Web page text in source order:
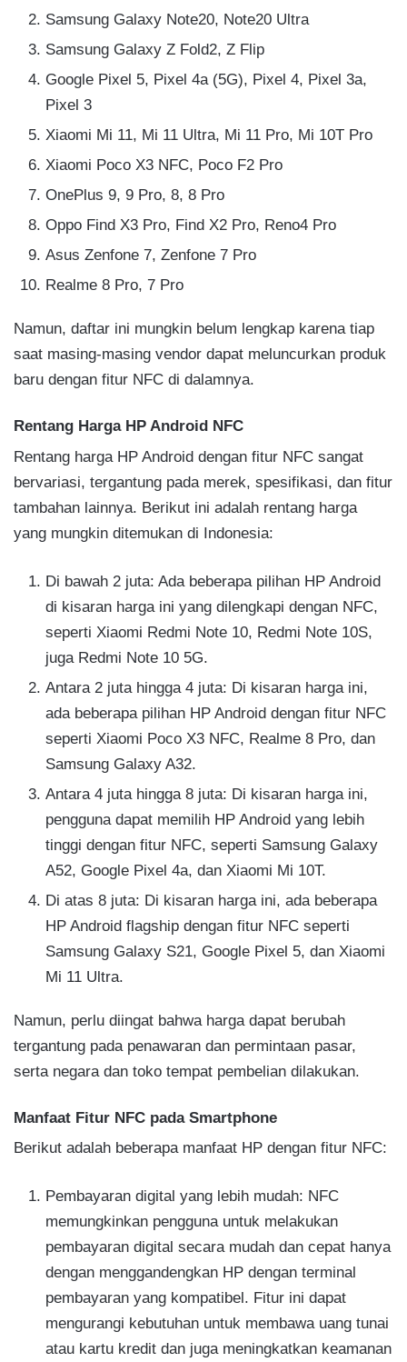
Samsung Galaxy Note20, Note20 Ultra
Samsung Galaxy Z Fold2, Z Flip
Google Pixel 5, Pixel 4a (5G), Pixel 4, Pixel 3a,
Pixel 3
Xiaomi Mi 11, Mi 11 Ultra, Mi 11 Pro, Mi 10T Pro
Xiaomi Poco X3 NFC, Poco F2 Pro
OnePlus 9, 9 Pro, 8, 8 Pro
Oppo Find X3 Pro, Find X2 Pro, Reno4 Pro
Asus Zenfone 7, Zenfone 7 Pro
Realme 8 Pro, 7 Pro
Namun, daftar ini mungkin belum lengkap karena tiap
saat masing-masing vendor dapat meluncurkan produk
baru dengan fitur NFC di dalamnya.
Rentang Harga HP Android NFC
Rentang harga HP Android dengan fitur NFC sangat
bervariasi, tergantung pada merek, spesifikasi, dan fitur
tambahan lainnya. Berikut ini adalah rentang harga
yang mungkin ditemukan di Indonesia:
Di bawah 2 juta: Ada beberapa pilihan HP Android
di kisaran harga ini yang dilengkapi dengan NFC,
seperti Xiaomi Redmi Note 10, Redmi Note 10S,
juga Redmi Note 10 5G.
Antara 2 juta hingga 4 juta: Di kisaran harga ini,
ada beberapa pilihan HP Android dengan fitur NFC
seperti Xiaomi Poco X3 NFC, Realme 8 Pro, dan
Samsung Galaxy A32.
Antara 4 juta hingga 8 juta: Di kisaran harga ini,
pengguna dapat memilih HP Android yang lebih
tinggi dengan fitur NFC, seperti Samsung Galaxy
A52, Google Pixel 4a, dan Xiaomi Mi 10T.
Di atas 8 juta: Di kisaran harga ini, ada beberapa
HP Android flagship dengan fitur NFC seperti
Samsung Galaxy S21, Google Pixel 5, dan Xiaomi
Mi 11 Ultra.
Namun, perlu diingat bahwa harga dapat berubah
tergantung pada penawaran dan permintaan pasar,
serta negara dan toko tempat pembelian dilakukan.
Manfaat Fitur NFC pada Smartphone
Berikut adalah beberapa manfaat HP dengan fitur NFC:
Pembayaran digital yang lebih mudah: NFC
memungkinkan pengguna untuk melakukan
pembayaran digital secara mudah dan cepat hanya
dengan menggandengkan HP dengan terminal
pembayaran yang kompatibel. Fitur ini dapat
mengurangi kebutuhan untuk membawa uang tunai
atau kartu kredit dan juga meningkatkan keamanan